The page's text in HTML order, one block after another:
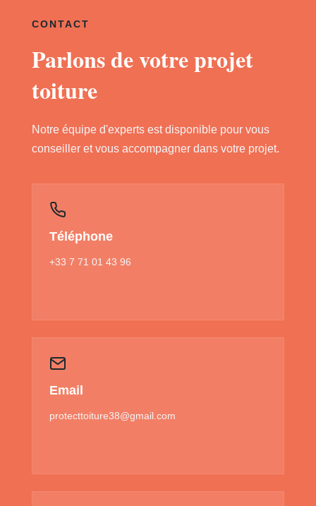
CONTACT
Parlons de votre projet
toiture
Notre équipe d'experts est disponible pour vous
conseiller et vous accompagner dans votre projet.
Téléphone
+33 7 71 01 43 96
Email
protecttoiture38@gmail.com